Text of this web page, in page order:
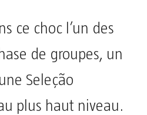
ce choc l’un des
de groupes, un
Seleção
plus haut niveau.